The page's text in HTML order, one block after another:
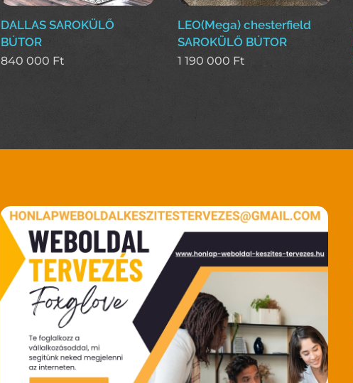
DALLAS SAROKÜLŐ
BÚTOR
840 000 Ft
LEO(Mega) chesterfield
SAROKÜLŐ BÚTOR
1 190 000 Ft